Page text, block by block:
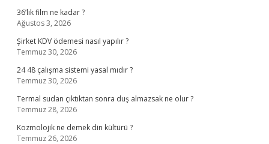
36’lık film ne kadar ?
Ağustos 3, 2026
Şirket KDV ödemesi nasıl yapılır ?
Temmuz 30, 2026
24 48 çalışma sistemi yasal mıdır ?
Temmuz 30, 2026
Termal sudan çıktıktan sonra duş almazsak ne olur ?
Temmuz 28, 2026
Kozmolojik ne demek din kültürü ?
Temmuz 26, 2026